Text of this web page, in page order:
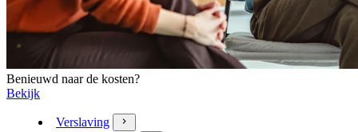
Benieuwd naar de kosten?
Bekijk
Verslaving